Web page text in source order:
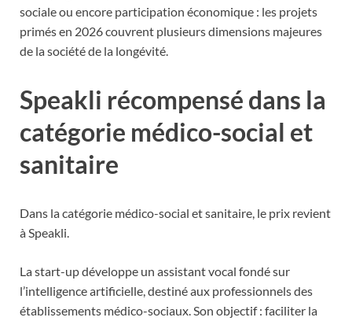
sociale ou encore participation économique : les projets
primés en 2026 couvrent plusieurs dimensions majeures
de la société de la longévité.
Speakli récompensé dans la
catégorie médico-social et
sanitaire
Dans la catégorie médico-social et sanitaire, le prix revient
à Speakli.
La start-up développe un assistant vocal fondé sur
l’intelligence artificielle, destiné aux professionnels des
établissements médico-sociaux. Son objectif : faciliter la